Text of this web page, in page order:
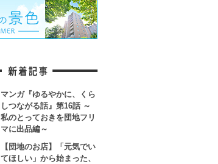
マンガ『ゆるやかに、くら
しつながる話』第16話 ～
私のとっておきを団地フリ
マに出品編～
【団地のお店】「元気でい
てほしい」から始まった、